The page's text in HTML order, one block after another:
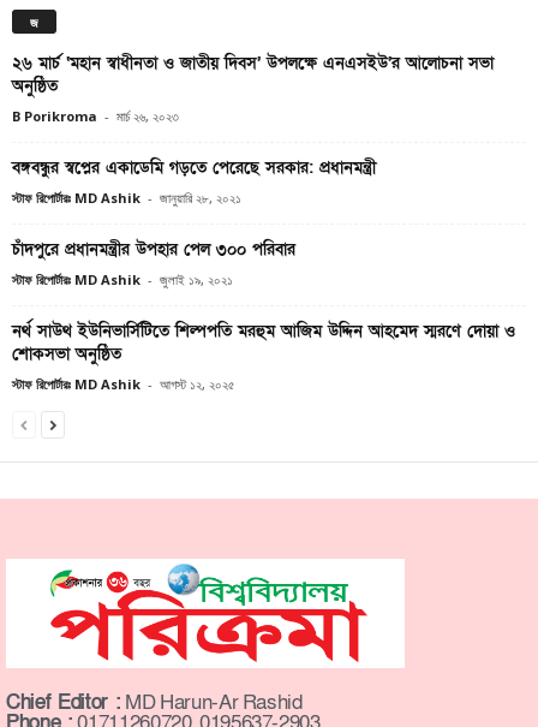
জ
২৬ মার্চ ‘মহান স্বাধীনতা ও জাতীয় দিবস’ উপলক্ষে এনএসইউ’র আলোচনা সভা
অনুষ্ঠিত
B Porikroma - মার্চ ২৬, ২০২৩
বঙ্গবন্ধুর স্বপ্নের একাডেমি গড়তে পেরেছে সরকার: প্রধানমন্ত্রী
স্টাফ রিপোর্টারঃ MD Ashik - জানুয়ারি ২৮, ২০২১
চাঁদপুরে প্রধানমন্ত্রীর উপহার পেল ৩০০ পরিবার
স্টাফ রিপোর্টারঃ MD Ashik - জুলাই ১৯, ২০২১
নর্থ সাউথ ইউনিভার্সিটিতে শিল্পপতি মরহুম আজিম উদ্দিন আহমেদ স্মরণে দোয়া ও
শোকসভা অনুষ্ঠিত
স্টাফ রিপোর্টারঃ MD Ashik - আগস্ট ১২, ২০২৫
Chief Editor : MD Harun-Ar Rashid